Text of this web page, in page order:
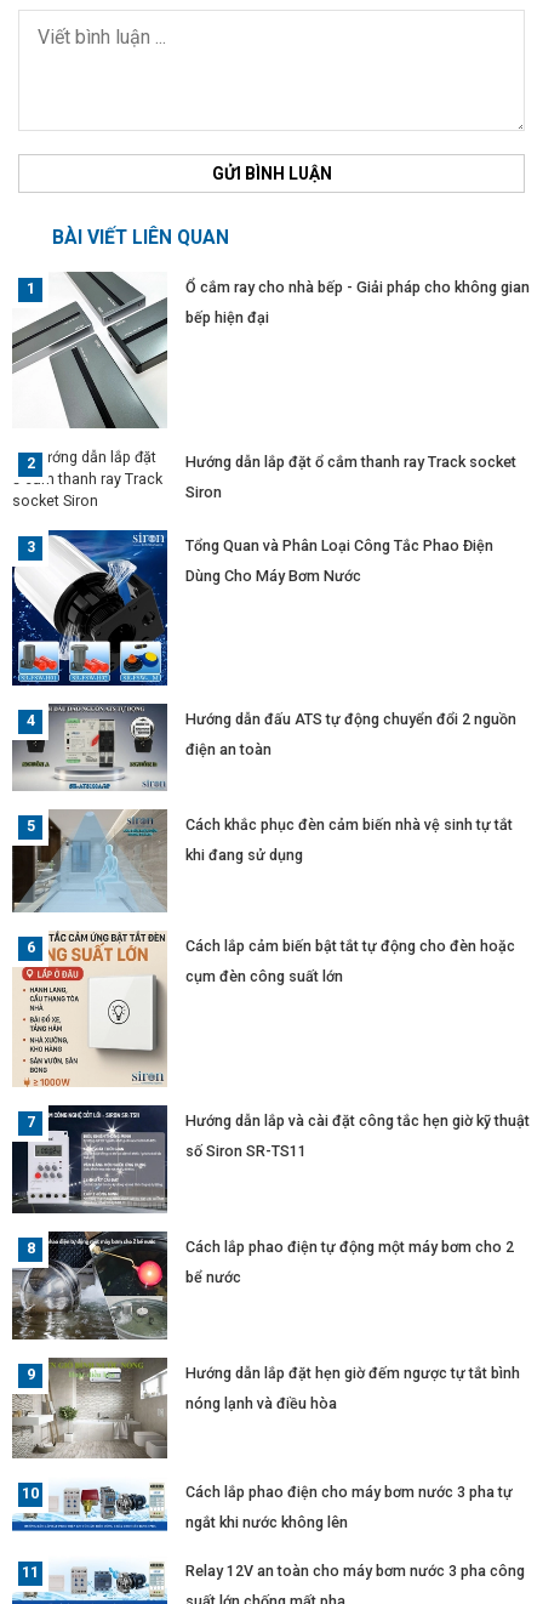
GỬI BÌNH LUẬN
BÀI VIẾT LIÊN QUAN
Ổ cắm ray cho nhà bếp - Giải pháp cho không gian
bếp hiện đại
Hướng dẫn lắp đặt ổ cắm thanh ray Track socket
Siron
Tổng Quan và Phân Loại Công Tắc Phao Điện
Dùng Cho Máy Bơm Nước
Hướng dẫn đấu ATS tự động chuyển đổi 2 nguồn
điện an toàn
Cách khắc phục đèn cảm biến nhà vệ sinh tự tắt
khi đang sử dụng
Cách lắp cảm biến bật tắt tự động cho đèn hoặc
cụm đèn công suất lớn
Hướng dẫn lắp và cài đặt công tắc hẹn giờ kỹ thuật
số Siron SR-TS11
Cách lắp phao điện tự động một máy bơm cho 2
bể nước
Hướng dẫn lắp đặt hẹn giờ đếm ngược tự tắt bình
nóng lạnh và điều hòa
Cách lắp phao điện cho máy bơm nước 3 pha tự
ngắt khi nước không lên
Relay 12V an toàn cho máy bơm nước 3 pha công